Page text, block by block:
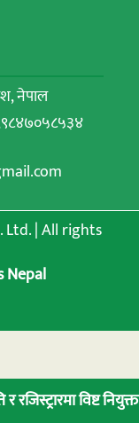
नियुक्त लुम्बिनी
नेपाल
| All rights
Nepal